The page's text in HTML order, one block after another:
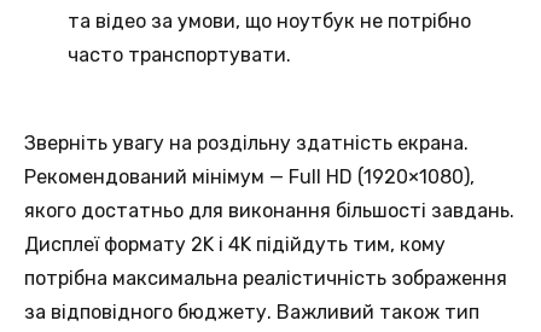
та відео за умови, що ноутбук не потрібно
часто транспортувати.
Зверніть увагу на роздільну здатність екрана.
Рекомендований мінімум — Full HD (1920×1080),
якого достатньо для виконання більшості завдань.
Дисплеї формату 2K і 4K підійдуть тим, кому
потрібна максимальна реалістичність зображення
за відповідного бюджету. Важливий також тип